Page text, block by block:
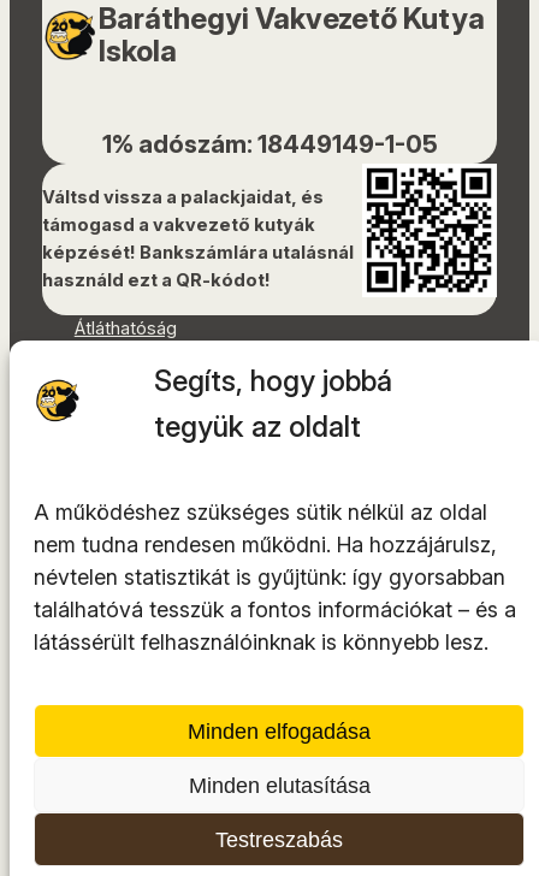
Segíts, hogy jobbá
tegyük az oldalt
A működéshez szükséges sütik nélkül az oldal
nem tudna rendesen működni. Ha hozzájárulsz,
névtelen statisztikát is gyűjtünk: így gyorsabban
találhatóvá tesszük a fontos információkat – és a
látássérült felhasználóinknak is könnyebb lesz.
Minden elfogadása
Minden elutasítása
Testreszabás
Baráthegyi Vakvezető Kutya
Iskola
1% adószám: 18449149-1-05
Váltsd vissza a palackjaidat, és
támogasd a vakvezető kutyák
képzését! Bankszámlára utalásnál
használd ezt a QR-kódot!
Átláthatóság
Akadálymentességi nyilatkozat
Oldaltérkép
YouTube
LinkedIn
TikTok
A tárhelyszolgáltató azINTEGRITY Kft.
© 2014-2026. Minden jog fenntartva.